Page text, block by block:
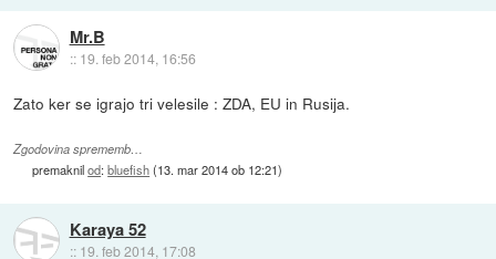
Mr.B
:: 19. feb 2014, 16:56
Zato ker se igrajo tri velesile : ZDA, EU in Rusija.
Zgodovina sprememb…
premaknilod:bluefish(13. mar 2014 ob 12:21)
Karaya 52
:: 19. feb 2014, 17:08